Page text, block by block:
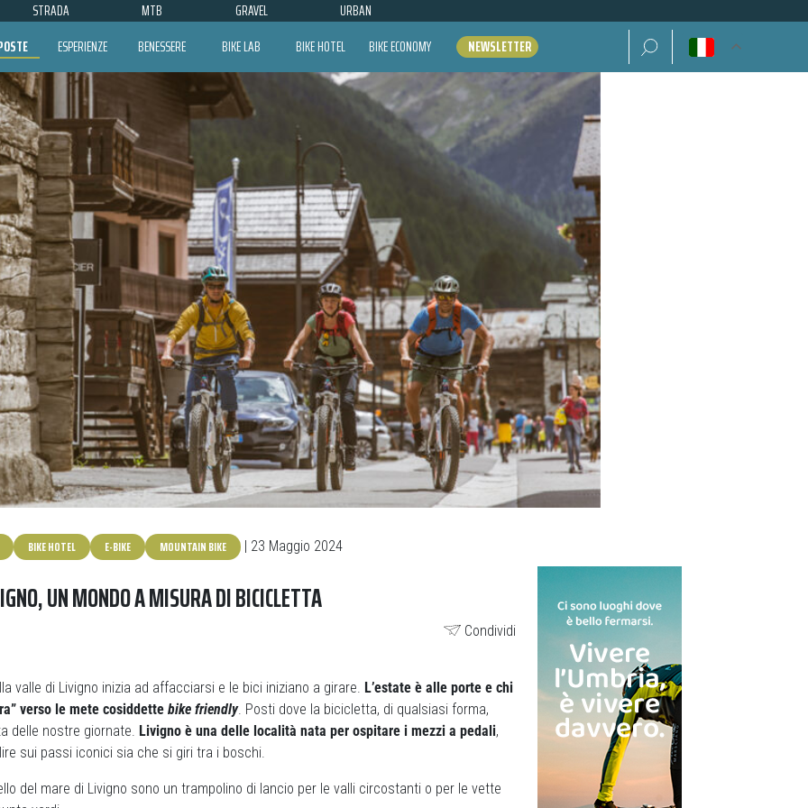
STRADA MTB GRAVEL URBAN
ESPERIENZE BENESSERE BIKE LAB BIKE HOTEL BIKE ECONOMY NEWSLETTER Ricerca per:
BIKE HOTEL E-BIKE MOUNTAIN BIKE | 23 Maggio 2024
UN MONDO A MISURA DI BICICLETTA
Condividi
valle di Livigno inizia ad affacciarsi e le bici iniziano a girare. L’estate è alle porte e chi
verso le mete cosiddette bike friendly. Posti dove la bicicletta, di qualsiasi forma,
delle nostre giornate. Livigno è una delle località nata per ospitare i mezzi a pedali,
sui passi iconici sia che si giri tra i boschi.
del mare di Livigno sono un trampolino di lancio per le valli circostanti o per le vette